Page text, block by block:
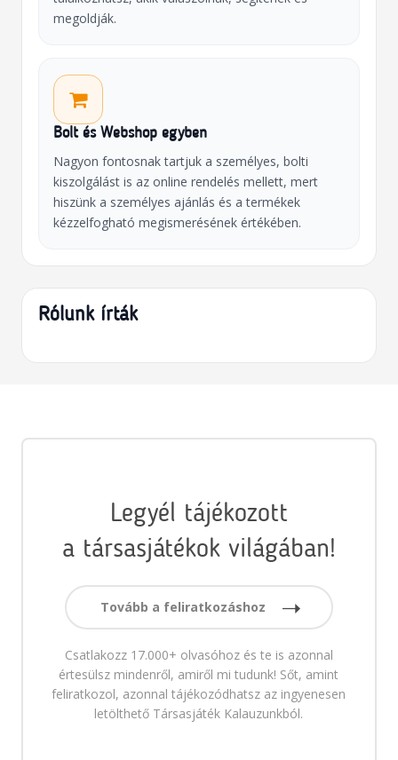
megoldják.
Bolt és Webshop egyben
Nagyon fontosnak tartjuk a személyes, bolti
kiszolgálást is az online rendelés mellett, mert
hiszünk a személyes ajánlás és a termékek
kézzelfogható megismerésének értékében.
Rólunk írták
Legyél tájékozott
a társasjátékok világában!
Tovább a feliratkozáshoz
Csatlakozz 17.000+ olvasóhoz és te is azonnal
értesülsz mindenről, amiről mi tudunk! Sőt, amint
feliratkozol, azonnal tájékozódhatsz az ingyenesen
letölthető Társasjáték Kalauzunkból.